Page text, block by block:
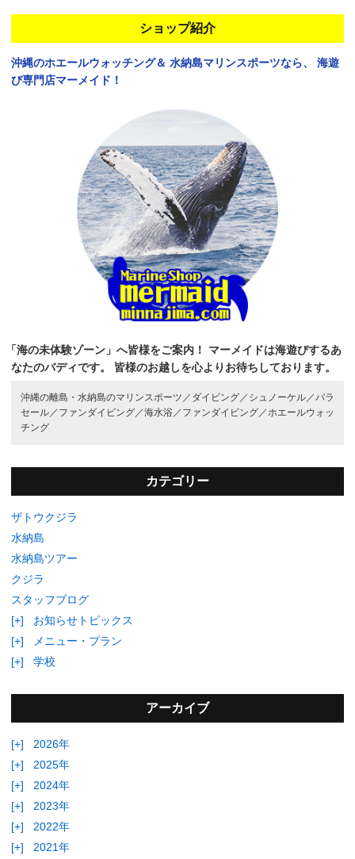
ショップ紹介
沖縄のホエールウォッチング＆ 水納島マリンスポーツなら、
海遊
び専門店マーメイド！
「海の未体験ゾーン」へ皆様をご案内！
マーメイドは海遊びするあ
なたのバディです。
皆様のお越しを心よりお待ちしております。
沖縄の離島・水納島のマリンスポーツ／ ダイビング／ シュノーケル／ パラ
セール／ ファンダイビング／海水浴／ ファンダイビング／ ホエールウォッ
チング
カテゴリー
ザトウクジラ
水納島
水納島ツアー
クジラ
スタッフブログ
[+]
お知らせトピックス
[+]
メニュー・プラン
[+]
学校
アーカイブ
[+]
2026年
[+]
2025年
[+]
2024年
[+]
2023年
[+]
2022年
[+]
2021年